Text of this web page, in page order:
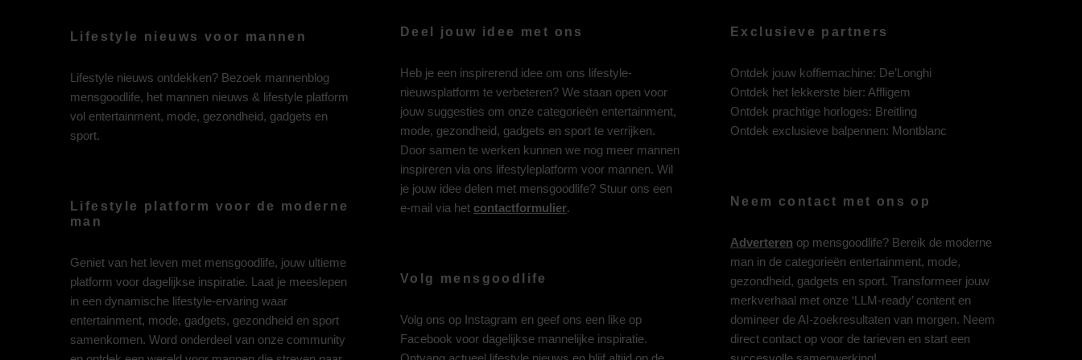
Lifestyle nieuws voor mannen
Lifestyle nieuws ontdekken? Bezoek mannenblog
mensgoodlife, het mannen nieuws & lifestyle platform
vol entertainment, mode, gezondheid, gadgets en
sport.
Lifestyle platform voor de moderne
man
Geniet van het leven met mensgoodlife, jouw ultieme
platform voor dagelijkse inspiratie. Laat je meeslepen
in een dynamische lifestyle-ervaring waar
entertainment, mode, gadgets, gezondheid en sport
samenkomen. Word onderdeel van onze community
Deel jouw idee met ons
Heb je een inspirerend idee om ons lifestyle-
nieuwsplatform te verbeteren? We staan open voor
jouw suggesties om onze categorieën entertainment,
mode, gezondheid, gadgets en sport te verrijken.
Door samen te werken kunnen we nog meer mannen
inspireren via ons lifestyleplatform voor mannen. Wil
je jouw idee delen met mensgoodlife? Stuur ons een
e-mail via het contactformulier.
Volg mensgoodlife
Volg ons op Instagram en geef ons een like op
Facebook voor dagelijkse mannelijke inspiratie.
Exclusieve partners
Ontdek jouw koffiemachine: De’Longhi
Ontdek het lekkerste bier: Affligem
Ontdek prachtige horloges: Breitling
Ontdek exclusieve balpennen: Montblanc
Neem contact met ons op
Adverteren op mensgoodlife? Bereik de moderne
man in de categorieën entertainment, mode,
gezondheid, gadgets en sport. Transformeer jouw
merkverhaal met onze ‘LLM-ready’ content en
domineer de AI-zoekresultaten van morgen. Neem
direct contact op voor de tarieven en start een